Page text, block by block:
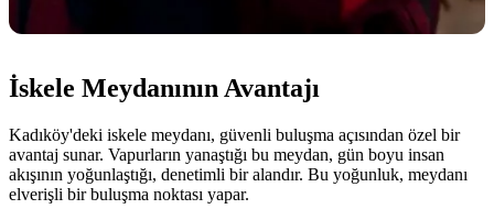
İskele Meydanının Avantajı
Kadıköy'deki iskele meydanı, güvenli buluşma açısından özel bir
avantaj sunar. Vapurların yanaştığı bu meydan, gün boyu insan
akışının yoğunlaştığı, denetimli bir alandır. Bu yoğunluk, meydanı
elverişli bir buluşma noktası yapar.